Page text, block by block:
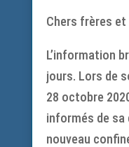
Chers frères
L’information
jours. Lors de
28 octobre
informés de sa
nouveau